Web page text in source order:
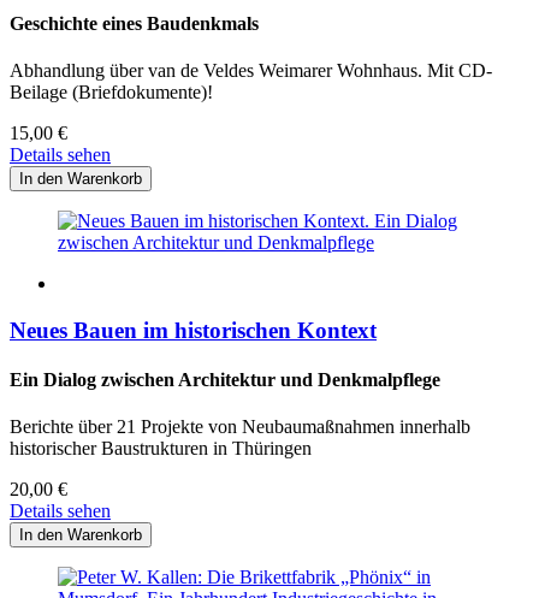
Geschichte eines Baudenkmals
Abhandlung über van de Veldes Weimarer Wohnhaus. Mit CD-
Beilage (Briefdokumente)!
15,00 €
Details sehen
Neues Bauen im historischen Kontext
Ein Dialog zwischen Architektur und Denkmalpflege
Berichte über 21 Projekte von Neubaumaßnahmen innerhalb
historischer Baustrukturen in Thüringen
20,00 €
Details sehen